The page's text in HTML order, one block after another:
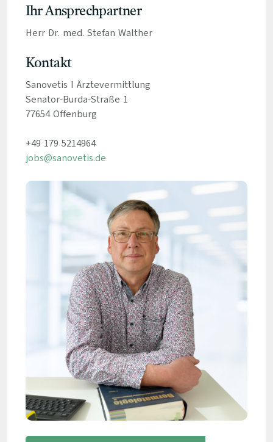
Ihr Ansprechpartner
Herr Dr. med. Stefan Walther
Kontakt
Sanovetis I Ärztevermittlung
Senator-Burda-Straße 1
77654 Offenburg
+49 179 5214964
jobs@sanovetis.de